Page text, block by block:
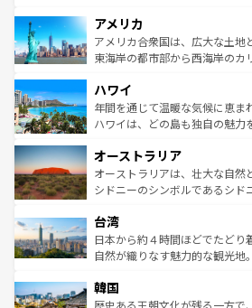
ンツ一覧を参照してほしい。
の建物がそのまま残る町や、ス
博物館もあり、アルプス観光だ
ことができる。国民の所得が高
ば市内交通費無料で観光を楽しむこと
着のスイス情報はコンテンツ一
アメリカ
アメリカ合衆国は、広大な土地
東海岸の都市部から西海岸のカ
のような巨大都市は、観光、シ
ンメントが詰まった刺激的なス
西部には大自然が広がり、グラ
部のニューオーリンズでは、音
文化が魅力。旅行者はアメリカ
しみながら、その多様性と豊か
ならではの贅沢な旅のスタイルだ。 なお、新着のア
情報はコンテンツ一覧を参照し
ハワイ
年間を通じて温暖な気候に恵ま
ハワイは、どの島も独自の魅力
ワイ島は見逃せない。また、定
島だが、静かな自然を求めるな
おすすめ。エメラルドグリーン
れるおもてなしの心で訪れる人
人々、おいしいローカルフード
ク、伝統的なフラダンスなど、
ワイを、存分に味わってほしい。 なお、新着のハワイ情報
はコンテンツ一覧を参照してほ
オーストラリア
オーストラリアは、壮大な自然
シドニーのシンボルであるシド
リアリーフや大陸中央部にそび
ク）、タスマニアの美しい原生
ど、見どころがたくさん。また
いる。アクティビティも充実し
ビング、ハイキングなど、アウ
台湾
日本から約４時間ほどでたどり
自然が織りなす魅力的な観光地
ン）、静ひつな山岳地帯である
と山間の静けさが共存しており
韓国
歴史ある王朝文化が残る一方で